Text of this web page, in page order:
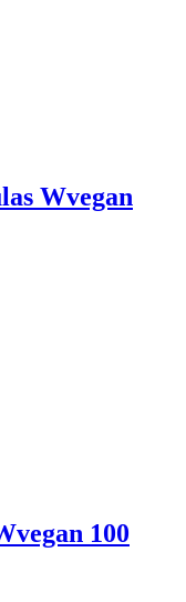
Wvegan
100